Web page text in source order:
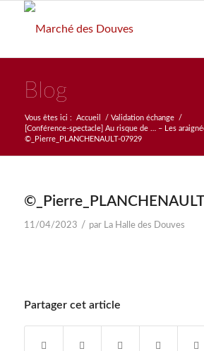
Blog
Vous êtes ici : Accueil / Validation échange
/
[Conférence-spectacle] Au risque de … – Les
©_Pierre_PLANCHENAULT-07929
11/04/2023 / par La Halle des Douves
Partager cet article